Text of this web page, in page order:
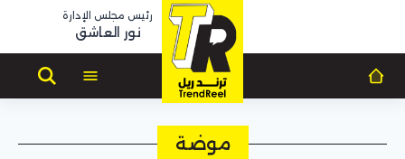
رئيس مجلس الإدارة
نور العاشق
موضة